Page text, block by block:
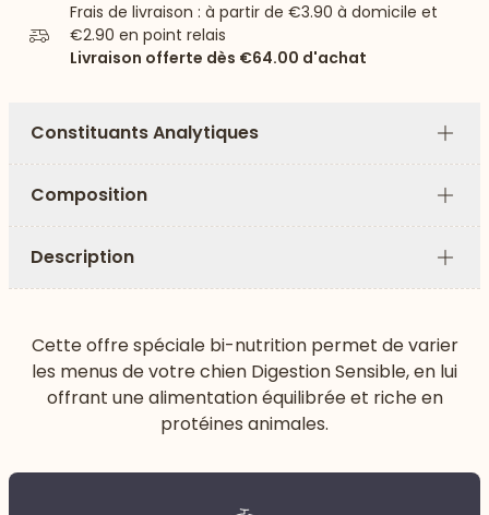
Frais de livraison : à partir de €3.90 à domicile et
€2.90 en point relais
Livraison offerte dès €64.00 d'achat
Constituants Analytiques
Plus
Composition
Plus
Description
Plus
Cette offre spéciale bi-nutrition permet de varier
les menus de votre chien Digestion Sensible, en lui
offrant une alimentation équilibrée et riche en
protéines animales.